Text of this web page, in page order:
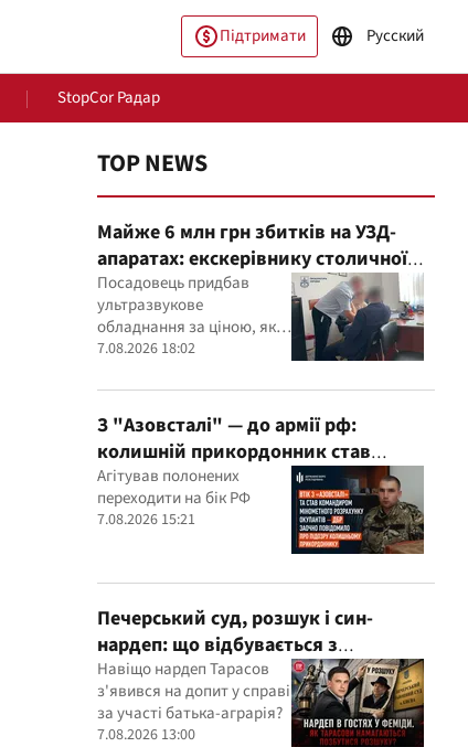
Підтримати Русский
StopCor Радар
TOP NEWS
Майже 6 млн грн збитків на УЗД-
апаратах: екскерівнику столичної
лікарні оголосили підозру
Посадовець придбав
ультразвукове
обладнання за ціною, яка,
як встановили експерти,
ринкову
7.08.2026 18:02
З "Азовсталі" — до армії рф:
колишній прикордонник став
командиром мінометного
розрахунку окупантів
Агітував полонених
переходити на бік РФ
7.08.2026 15:21
Печерський суд, розшук і син-
нардеп: що відбувається з
кримінальними провадженнями за
участі агробарона Тарасова?
Навіщо нардеп Тарасов
з'явився на допит у справі
за участі батька-аграрія?
7.08.2026 13:00